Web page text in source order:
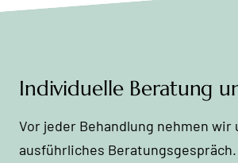
Individuelle Beratung
Vor jeder Behandlung nehmen wir
ausführliches Beratungsgespräch.